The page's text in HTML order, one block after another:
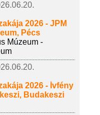
2026 - JPM
Pécs
Múzeum -
2026 - Ívfény
Budakeszi